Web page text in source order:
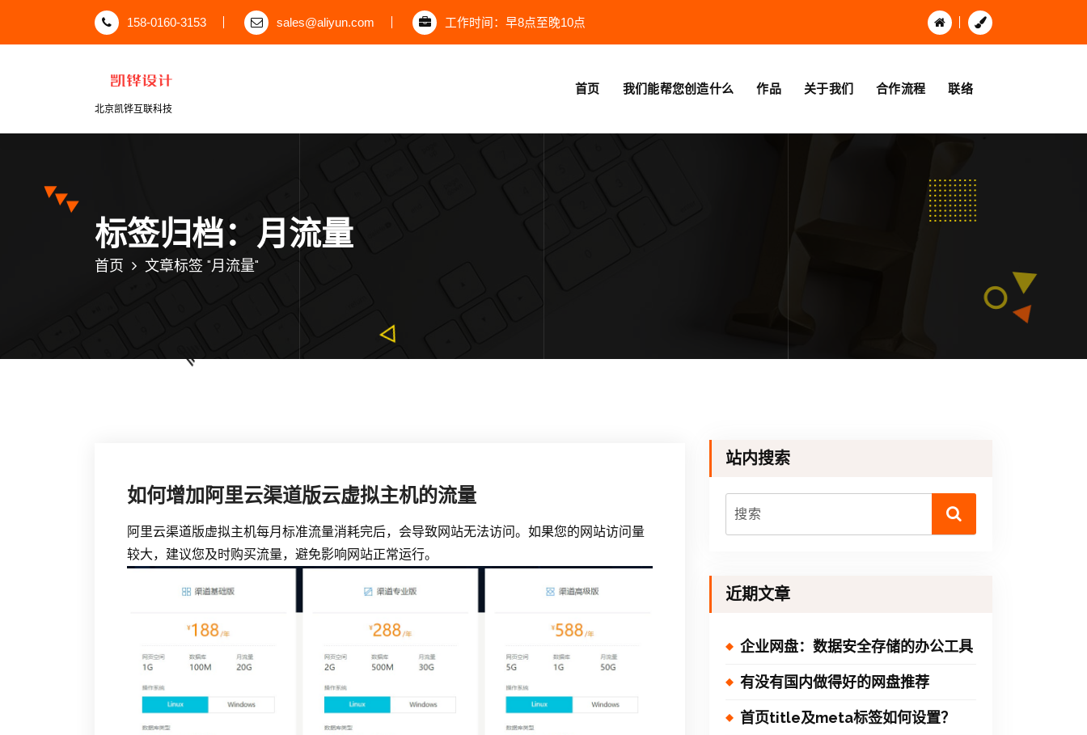
正
158-0160-3153 sales@aliyun.com 工作时间：早8点至晚10点
北京凯铧互联科技
首页 我们能帮您创造什么 作品 关于我们 合作流程 联络
标签归档：月流量
首页 文章标签 "月流量"
如何增加阿里云渠道版云虚拟主机的流量
阿里云渠道版虚拟主机每月标准流量消耗完后，会导致网站无法访问。如果您的网站访问量
较大，建议您及时购买流量，避免影响网站正常运行。
站内搜索
近期文章
企业网盘：数据安全存储的办公工具
有没有国内做得好的网盘推荐
首页title及meta标签如何设置？